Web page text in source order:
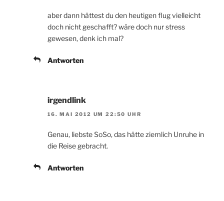
aber dann hättest du den heutigen flug vielleicht
doch nicht geschafft? wäre doch nur stress
gewesen, denk ich mal?
Antworten
irgendlink
16. MAI 2012 UM 22:50 UHR
Genau, liebste SoSo, das hätte ziemlich Unruhe in
die Reise gebracht.
Antworten